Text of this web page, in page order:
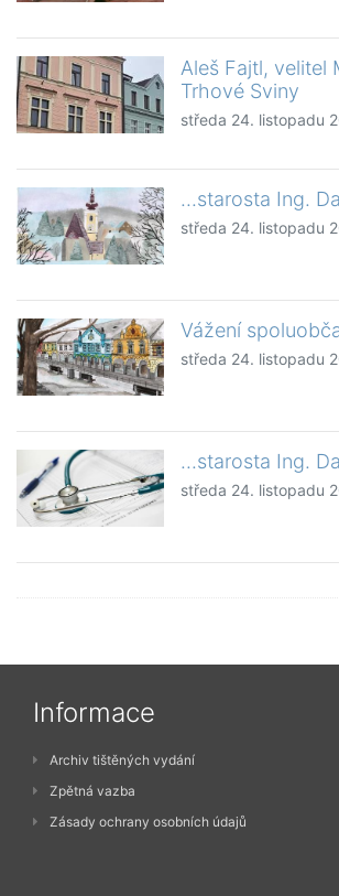
Aleš Fajtl, velitel
Trhové Sviny
středa 24. listopadu
...starosta Ing.
středa 24. listopadu
Vážení
středa 24. listopadu
...starosta Ing.
středa 24. listopadu
Informace
Archiv tištěných vydání
Zpětná vazba
Zásady ochrany osobních údajů